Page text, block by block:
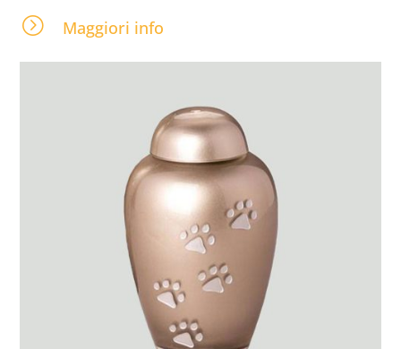
= Maggiori info